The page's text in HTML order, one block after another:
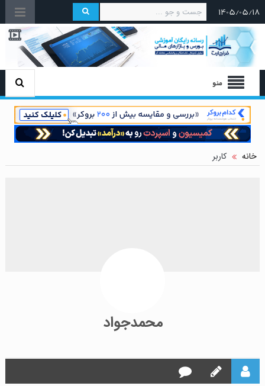
۱۴۰۵/۰۵/۱۸
منو
خانه کاربر
محمدجواد